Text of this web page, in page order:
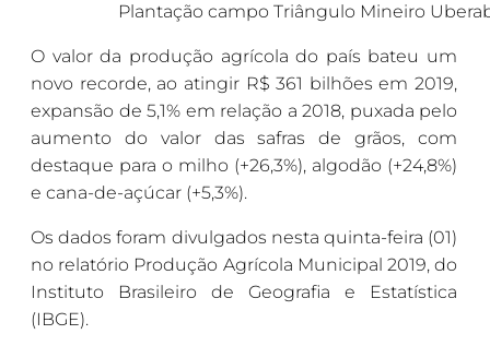
Plantação campo Triângulo Mineiro
O valor da produção agrícola do país bateu um
novo recorde, ao atingir R$ 361 bilhões em 2019,
expansão de 5,1% em relação a 2018, puxada pelo
aumento do valor das safras de grãos, com
destaque para o milho (+26,3%), algodão (+24,8%)
e cana-de-açúcar (+5,3%).
Os dados foram divulgados nesta quinta-feira (01)
no relatório Produção Agrícola Municipal 2019, do
Instituto Brasileiro de Geografia e Estatística
(IBGE).